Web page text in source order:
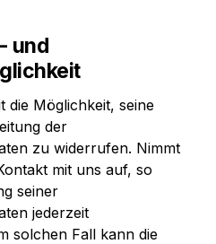
und
die Möglichkeit, seine
der
zu widerrufen. Nimmt
mit uns auf, so
seiner
jederzeit
solchen Fall kann die